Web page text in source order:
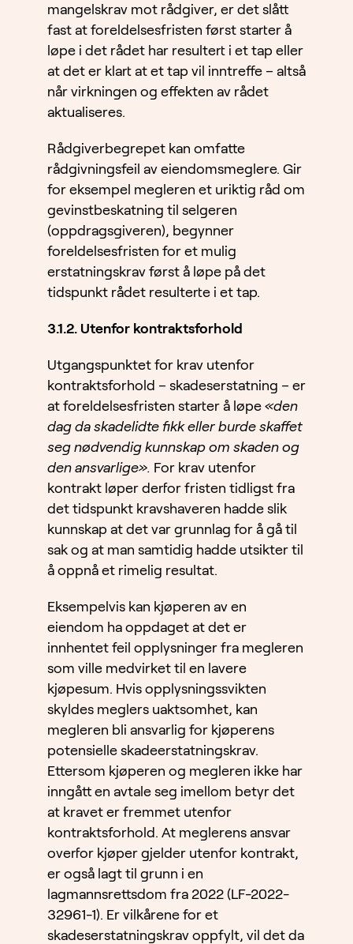
mangelskrav mot rådgiver, er det slått
fast at foreldelsesfristen først starter å
løpe i det rådet har resultert i et tap eller
at det er klart at et tap vil inntreffe – altså
når virkningen og effekten av rådet
aktualiseres.
Rådgiverbegrepet kan omfatte
rådgivningsfeil av eiendomsmeglere. Gir
for eksempel megleren et uriktig råd om
gevinstbeskatning til selgeren
(oppdragsgiveren), begynner
foreldelsesfristen for et mulig
erstatningskrav først å løpe på det
tidspunkt rådet resulterte i et tap.
3.1.2. Utenfor kontraktsforhold
Utgangspunktet for krav utenfor
kontraktsforhold – skadeserstatning – er
at foreldelsesfristen starter å løpe «den
dag da skadelidte fikk eller burde skaffet
seg nødvendig kunnskap om skaden og
den ansvarlige». For krav utenfor
kontrakt løper derfor fristen tidligst fra
det tidspunkt kravshaveren hadde slik
kunnskap at det var grunnlag for å gå til
sak og at man samtidig hadde utsikter til
å oppnå et rimelig resultat.
Eksempelvis kan kjøperen av en
eiendom ha oppdaget at det er
innhentet feil opplysninger fra megleren
som ville medvirket til en lavere
kjøpesum. Hvis opplysningssvikten
skyldes meglers uaktsomhet, kan
megleren bli ansvarlig for kjøperens
potensielle skadeerstatningskrav.
Ettersom kjøperen og megleren ikke har
inngått en avtale seg imellom betyr det
at kravet er fremmet utenfor
kontraktsforhold. At meglerens ansvar
overfor kjøper gjelder utenfor kontrakt,
er også lagt til grunn i en
lagmannsrettsdom fra 2022 (LF-2022-
32961-1). Er vilkårene for et
skadeserstatningskrav oppfylt, vil det da